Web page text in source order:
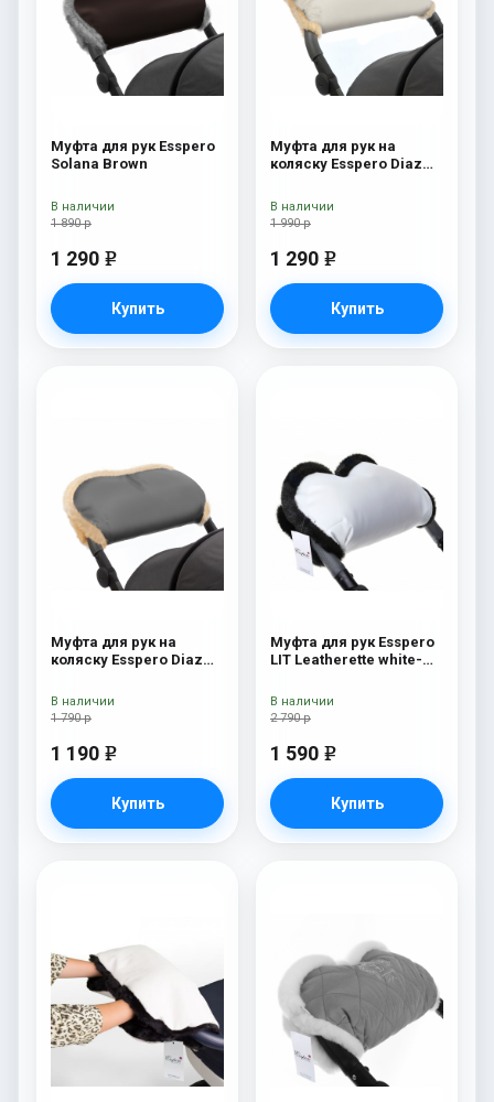
Муфта для рук Esspero
Solana Brown
1 890 р
1 290 e
Купить
В наличии
Муфта для рук на
коляску Esspero Diaz
шерсть) Beige
1 990 р
1 290 e
Купить
В наличии
Муфта для рук на
коляску Esspero Diaz
Grey
1 790 р
1 190 e
Купить
В наличии
Муфта для рук Esspero
LIT Leatherette white-
2 790 р
1 590 e
Купить
В наличии